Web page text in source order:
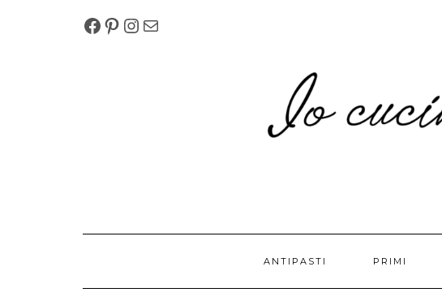
FACEBOOK
PINTEREST
INSTAGRAM
MELISSAPILLITU.BM@GMAIL.COM
ANTIPASTI PRIMI